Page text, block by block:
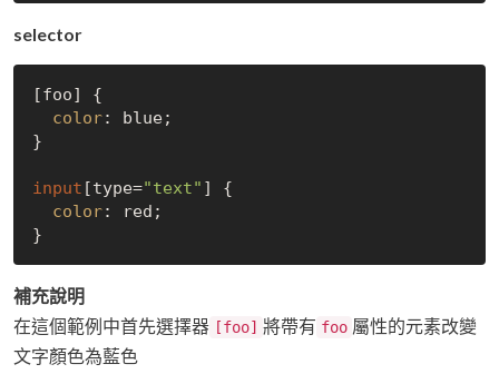
selector
[foo]
{
color: blue;
}
input [type="text" ]
{
color: red;
補充說明
在這個範例中首先選擇器 [foo] 將帶有 foo 屬性的元素改變
文字顏色為藍色